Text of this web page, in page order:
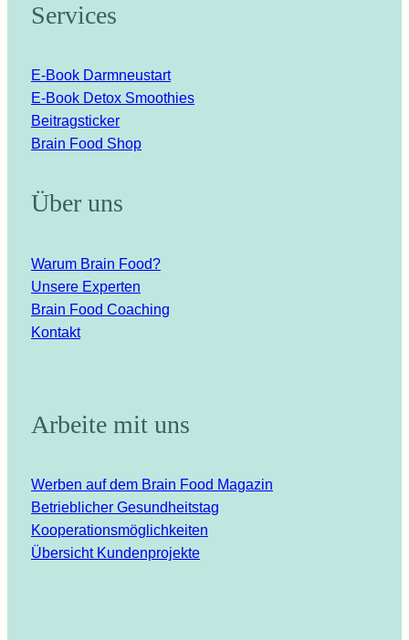
Services
E-Book Darmneustart
E-Book Detox Smoothies
Beitragsticker
Brain Food Shop
Über uns
Warum Brain Food?
Unsere Experten
Brain Food Coaching
Kontakt
Arbeite mit uns
Werben auf dem Brain Food Magazin
Betrieblicher Gesundheitstag
Kooperationsmöglichkeiten
Übersicht Kundenprojekte